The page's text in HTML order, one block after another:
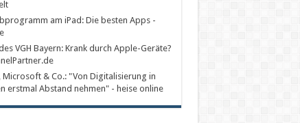
am iPad: Die besten Apps -
VGH Bayern: Krank durch Apple-Geräte?
Microsoft & Co.: "Von Digitalisierung in
erstmal Abstand nehmen" - heise online